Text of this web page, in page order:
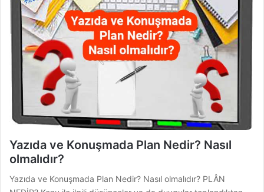
Yazıda ve Konuşmada Plan Nedir? Nasıl
olmalıdır?
Yazıda ve Konuşmada Plan Nedir? Nasıl olmalıdır? PLÂN